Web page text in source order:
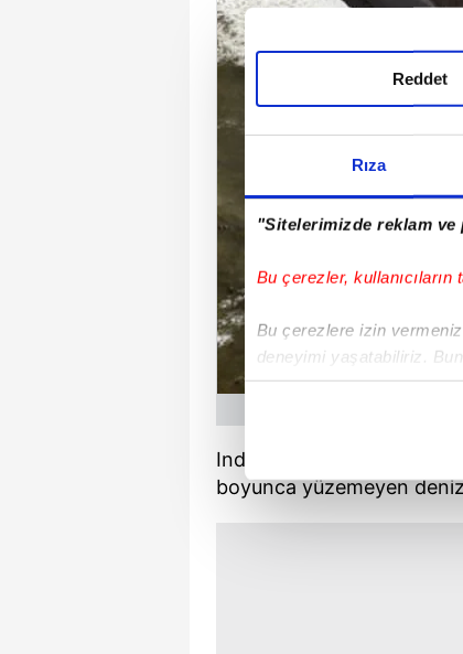
Rıza
"Sitelerimizde reklam ve
Bu çerezler, kullanıcıların
Bu çerezlere izin
deneyimi yaşatabiliriz.
içerikleri sunabilmek
Reddet
Independent'ın haberine
boyunca yüzemeyen